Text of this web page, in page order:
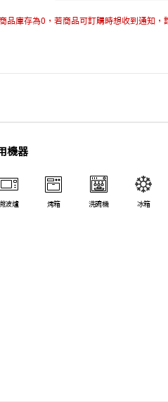
品庫存為0，若商品可訂購時想收到通知，
機器
波爐 烤箱 洗碗機 冰箱